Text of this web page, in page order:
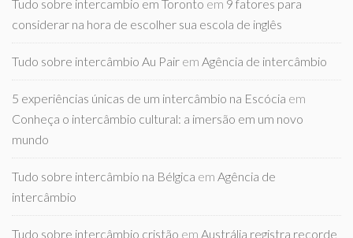
Tudo sobre intercambio em Toronto em 9 fatores para
considerar na hora de escolher sua escola de inglês
Tudo sobre intercâmbio Au Pair em Agência de intercâmbio
5 experiências únicas de um intercâmbio na Escócia em
Conheça o intercâmbio cultural: a imersão em um novo
mundo
Tudo sobre intercâmbio na Bélgica em Agência de
intercâmbio
Tudo sobre intercâmbio cristão em Austrália registra recorde